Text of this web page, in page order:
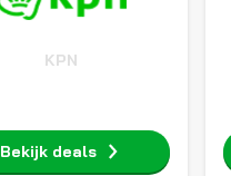
KPN
Bekijk deals